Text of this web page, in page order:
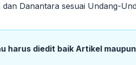
dan Danantara sesuai Undang-
harus diedit baik Artikel